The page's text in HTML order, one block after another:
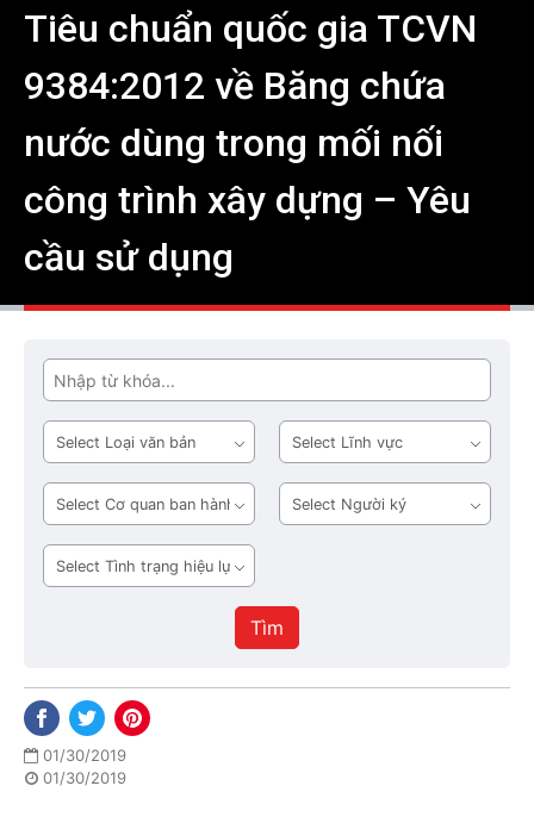
Tiêu chuẩn quốc gia TCVN
9384:2012 về Băng chứa
nước dùng trong mối nối
công trình xây dựng – Yêu
cầu sử dụng
Tìm
Loại
văn
bản
Lĩnh
vực
Cơ
quan
ban
hành
Người
ký
Tình
trạng
Tìm
01/30/2019
01/30/2019